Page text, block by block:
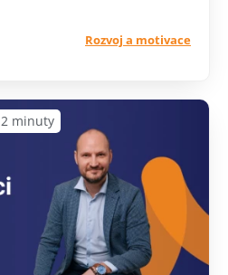
Rozvoj a motivace
2 minuty